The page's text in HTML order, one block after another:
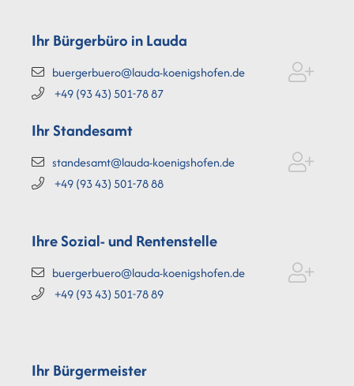
Ihr Bürgerbüro in Lauda
buergerbuero@lauda-koenigshofen.de
+49 (9343) 501-7887
Ihr Standesamt
standesamt@lauda-koenigshofen.de
+49 (9343) 501-7888
Ihre Sozial- und Rentenstelle
buergerbuero@lauda-koenigshofen.de
+49 (9343) 501-7889
Ihr Bürgermeister